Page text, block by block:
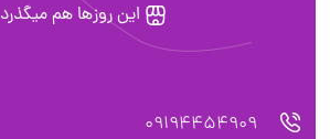
این روزها هم میگذرد
09194454909